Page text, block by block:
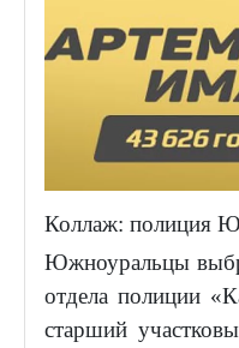
Коллаж: полиция
Южноуральцы
отдела полиции
старший